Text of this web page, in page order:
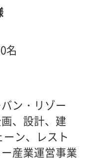
名
ン・リゾー
、設計、建
ン、レスト
産業運営事業